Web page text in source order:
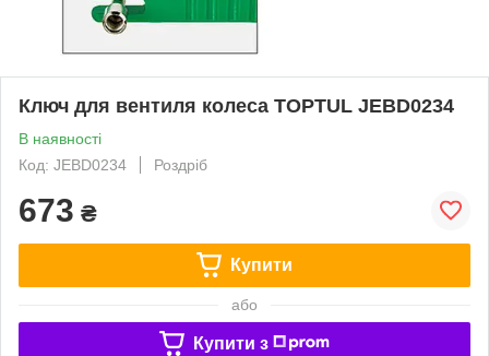
Ключ для вентиля колеса TOPTUL JEBD0234
В наявності
Код: JEBD0234
Роздріб
673 ₴
Купити
або
Купити з